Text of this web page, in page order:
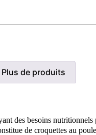
Plus de produits
des besoins
de croquettes au